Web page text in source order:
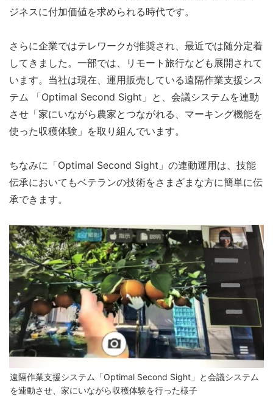
ジネスに付加価値を求められる時代です。
さらに企業ではテレワークが推奨され、最近では随分定着
してきました。一部では、リモート旅行なども展開されて
います。当社は現在、運用販売している遠隔作業支援シス
テム 「Optimal Second Sight」と、会議システムを連動
させ「家にいながら農家とつながれる、マーキング機能を
使った収穫体験」を取り組んでいます。
ちなみに「Optimal Second Sight」の連動運用は、技能
伝承においてもベテランの技術をさまざまな方に簡単に伝
承できます。
遠隔作業支援システム「Optimal Second Sight」と会議システム
を連動させ、家にいながら収穫体験を行った様子